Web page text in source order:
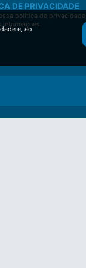
DE PRIVACIDADE
política de privacidade
informações.
e, ao